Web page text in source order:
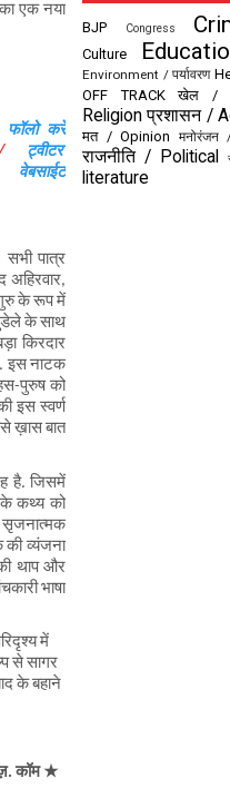
एक नया
    ट्वीटर
पात्र
के रूप में
के साथ
किरदार
इस नाटक
पुरुष को
इस स्वर्ण
ख़ास बात
है. जिसमें
के कथ्य को
सृजनात्मक
की व्यंजना
थाप और
भाषा
में
से सागर
के बहाने
कॉम ★
BJP Congress
Culture
Environment / पर्यावरण
OFF TRACK खेल /
Religion प्रशासन /
मत / Opinion मनोरंजन
राजनीति / Political
literature